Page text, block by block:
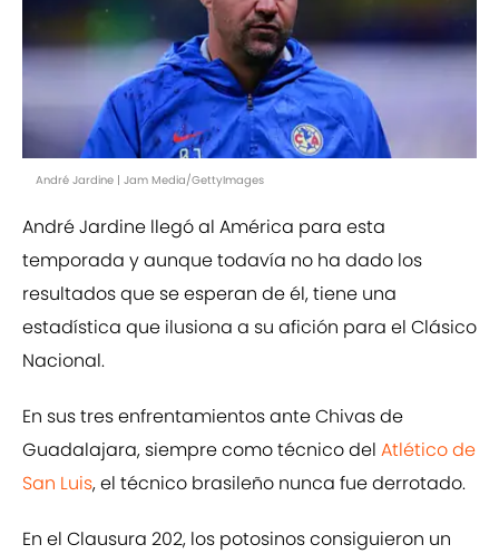
André Jardine | Jam Media/GettyImages
André Jardine llegó al América para esta
temporada y aunque todavía no ha dado los
resultados que se esperan de él, tiene una
estadística que ilusiona a su afición para el Clásico
Nacional.
En sus tres enfrentamientos ante Chivas de
Guadalajara, siempre como técnico del Atlético de
San Luis, el técnico brasileño nunca fue derrotado.
En el Clausura 202, los potosinos consiguieron un